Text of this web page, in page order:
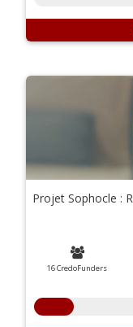
Projet Sophocle :
16 CredoFunders